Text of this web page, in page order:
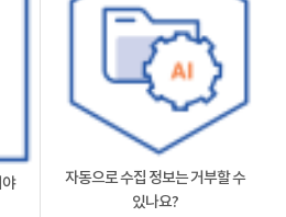
자동으로 수집 정보는 거부할 수
있나요?